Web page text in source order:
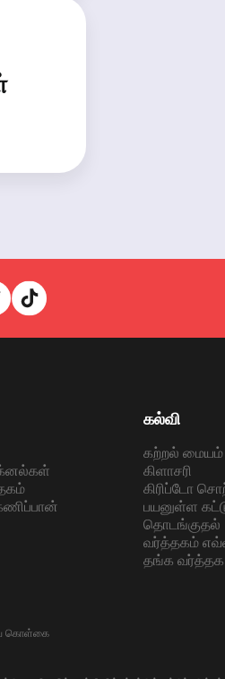
கல்வி
கற்றல் மையம்
கிளாசரி
கிரிப்டோ
பயனுள்ள
தொடங்குதல்
வர்த்தகம்
தங்க வர்த்தக
கொள்கை